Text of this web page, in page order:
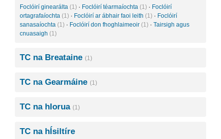
Foclóirí ginearálta (1) · Foclóirí téarmaíochta (1) · Foclóirí
ortagrafaíochta (1) · Foclóirí ar ábhair faoi leith (1) · Foclóirí
sanasaíochta (1) · Foclóirí don fhoghlaimeoir (1) · Tairsigh agus
cnuasaigh (1)
TC na Breataine (1)
TC na Gearmáine (1)
TC na hIorua (1)
TC na hÍsiltíre